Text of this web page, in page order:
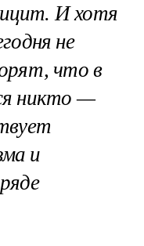
И хотя
не
что в
никто —
и